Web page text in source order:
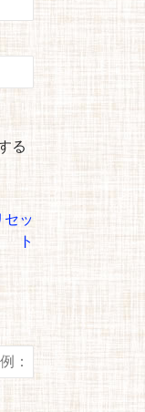
る
セッ
ト